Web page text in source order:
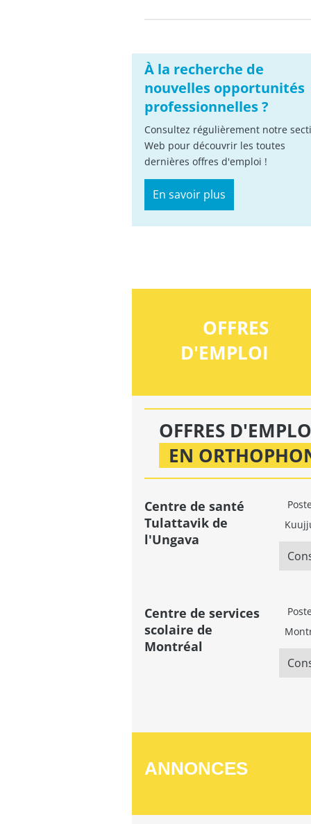
À la recherche de
nouvelles opportunités
professionnelles ?
Consultez régulièrement notre
Web pour découvrir les toutes
dernières offres d'emploi !
En savoir plus
OFFRES
D'EMPLOI
OFFRES
EN
Centre de santé
Tulattavik de
l'Ungava
Centre de services
scolaire de
Montréal
ANNONCES